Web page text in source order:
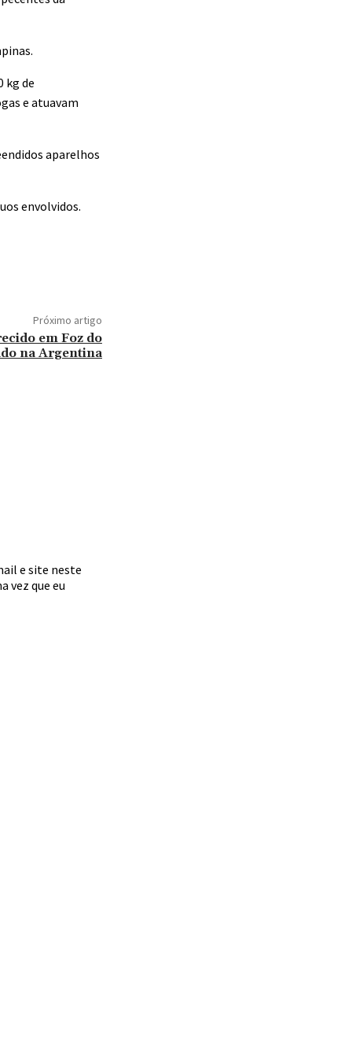
kg de
e atuavam
aparelhos
envolvidos.
Próximo artigo
em Foz do
na Argentina
e site neste
vez que eu